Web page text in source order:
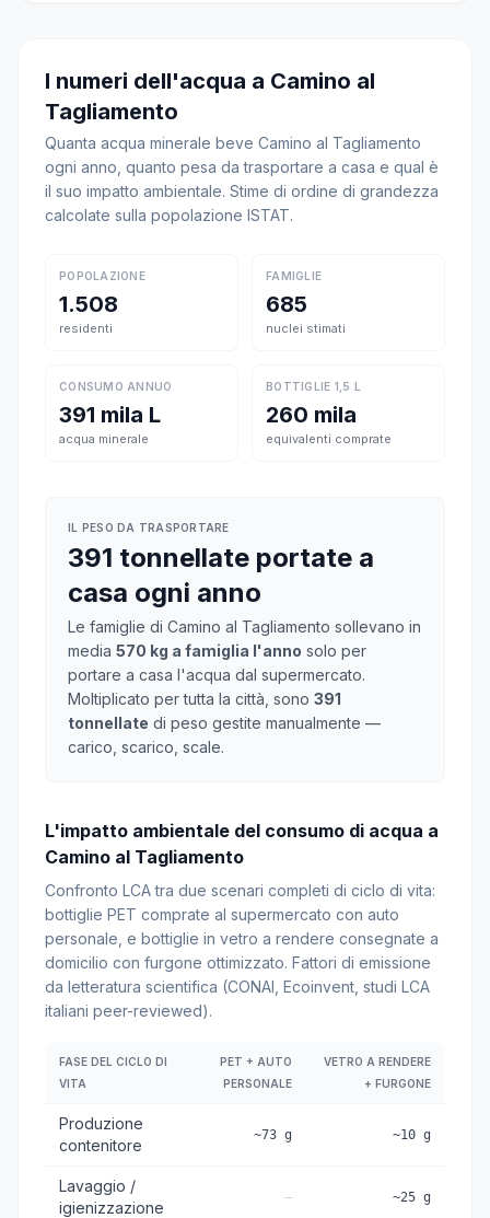
I numeri dell'acqua a Camino al
Tagliamento
Quanta acqua minerale beve Camino al Tagliamento
ogni anno, quanto pesa da trasportare a casa e qual è
il suo impatto ambientale. Stime di ordine di grandezza
calcolate sulla popolazione ISTAT.
POPOLAZIONE
1.508
residenti
FAMIGLIE
685
nuclei stimati
CONSUMO ANNUO
391 mila L
acqua minerale
BOTTIGLIE 1,5 L
260 mila
equivalenti comprate
IL PESO DA TRASPORTARE
391 tonnellate portate a
casa ogni anno
Le famiglie di Camino al Tagliamento sollevano in
media 570 kg a famiglia l'anno solo per
portare a casa l'acqua dal supermercato.
Moltiplicato per tutta la città, sono 391
tonnellate di peso gestite manualmente —
carico, scarico, scale.
L'impatto ambientale del consumo di acqua a
Camino al Tagliamento
Confronto LCA tra due scenari completi di ciclo di vita:
bottiglie PET comprate al supermercato con auto
personale, e bottiglie in vetro a rendere consegnate a
domicilio con furgone ottimizzato. Fattori di emissione
da letteratura scientifica (CONAI, Ecoinvent, studi LCA
italiani peer-reviewed).
FASE DEL CICLO DI
VITA
PET + AUTO
PERSONALE
VETRO A RENDERE
+ FURGONE
Produzione
contenitore
~73 g ~10 g
Lavaggio /
igienizzazione
— ~25 g